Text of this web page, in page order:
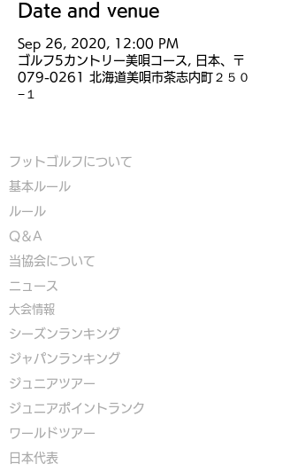
Date and venue
Sep 26, 2020, 12:00 PM
ゴルフ5カントリー美唄コース, 日本、〒
079-0261 北海道美唄市茶志内町２５０
−１
フットゴルフについて
基本ルール
ルール
Q＆A
​当協会について
​ニュース
大会情報
シーズンランキング
ジャパンランキング
ジュニアツアー
ジュニアポイントランク
​ワールドツアー
​​日本代表